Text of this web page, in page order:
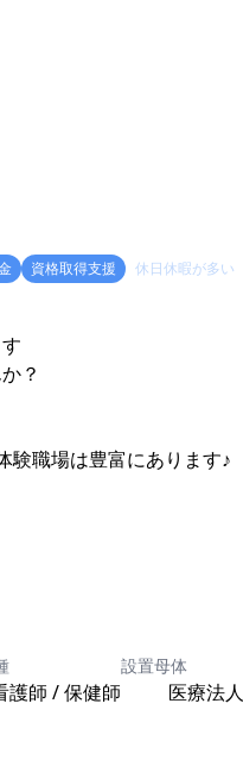
資格取得支援 休日休暇が多い
？
験職場は豊富にあります♪
護師 / 保健師
設置母体
医療法人